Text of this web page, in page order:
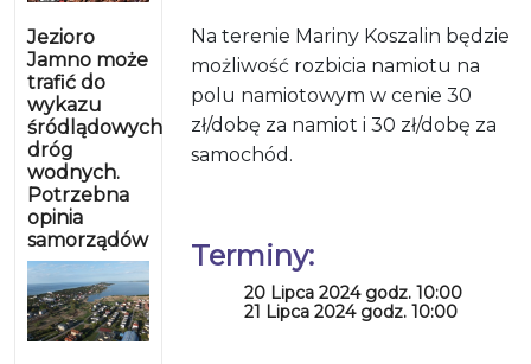
Jezioro
Jamno może
trafić do
wykazu
śródlądowych
dróg
wodnych.
Potrzebna
opinia
samorządów
Na terenie Mariny Koszalin będzie
możliwość rozbicia namiotu na
polu namiotowym w cenie 30
zł/dobę za namiot i 30 zł/dobę za
samochód.
Terminy:
20 Lipca 2024 godz. 10:00
21 Lipca 2024 godz. 10:00